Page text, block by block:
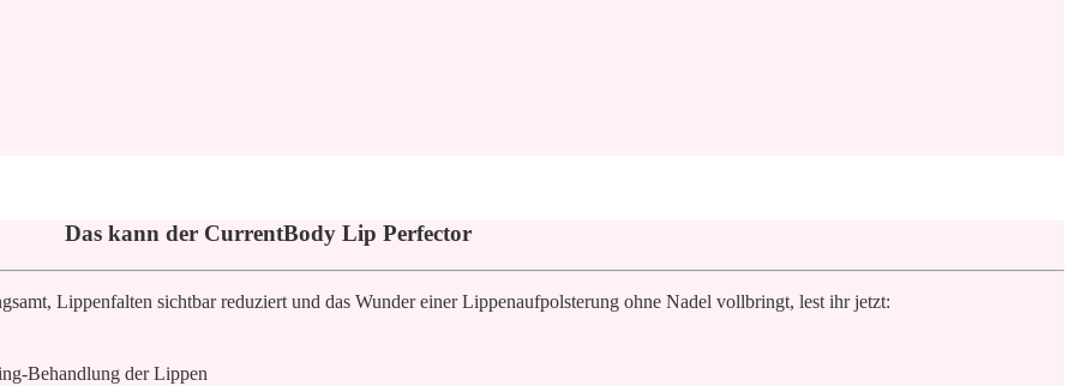
Das kann der CurrentBody Lip Perfector
Lippenfalten sichtbar reduziert und das Wunder einer Lippenaufpolsterung ohne Nadel vollbringt, lest ihr jetzt:
Behandlung der Lippen